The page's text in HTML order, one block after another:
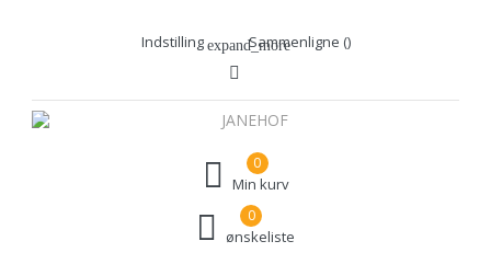
Indstilling expand_moreSammenligne ()
0
Min kurv
ønskeliste
0